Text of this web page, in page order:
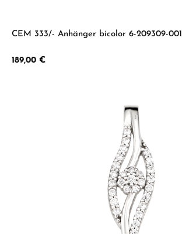
CEM 333/- Anhänger bicolor 6-209309-001
Regulärer Preis:
189,00 €